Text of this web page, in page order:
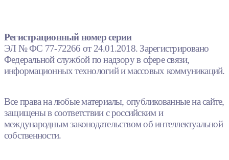
Регистрационный номер серии
ЭЛ № ФС 77-72266 от 24.01.2018. Зарегистрировано
Федеральной службой по надзору в сфере связи,
информационных технологий и массовых коммуникаций.
Все права на любые материалы, опубликованные на сайте,
защищены в соответствии с российским и
международным законодательством об интеллектуальной
собственности.